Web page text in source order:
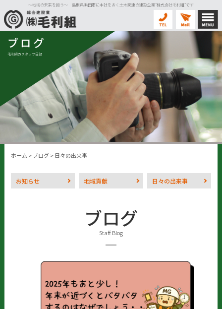
〜地域の未来を担う〜 島根県浜田市に本社をおく土木関連の建設企業”株式会社毛利組”です
ブログ
毛利組のスタッフ日記
ホーム >ブログ>日々の出来事
お知らせ 地域貢献 日々の出来事
ブログ
Staff Blog